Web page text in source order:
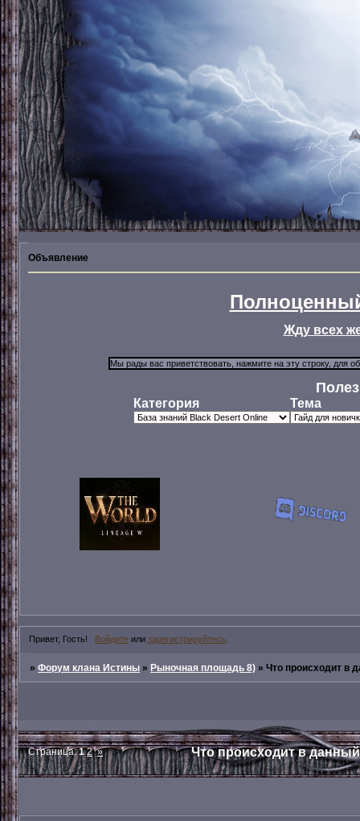
Объявление
Жду всех
Категория Тема
Привет, Гость! Войдитеили зарегистрируйтесь
»Форум клана Истины »Рыночная площадь 8) »Что происходит в
Что происходит в
Страница:1 2 »